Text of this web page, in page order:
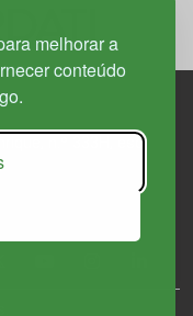
melhorar a
conteúdo
n.º 333H, esc.